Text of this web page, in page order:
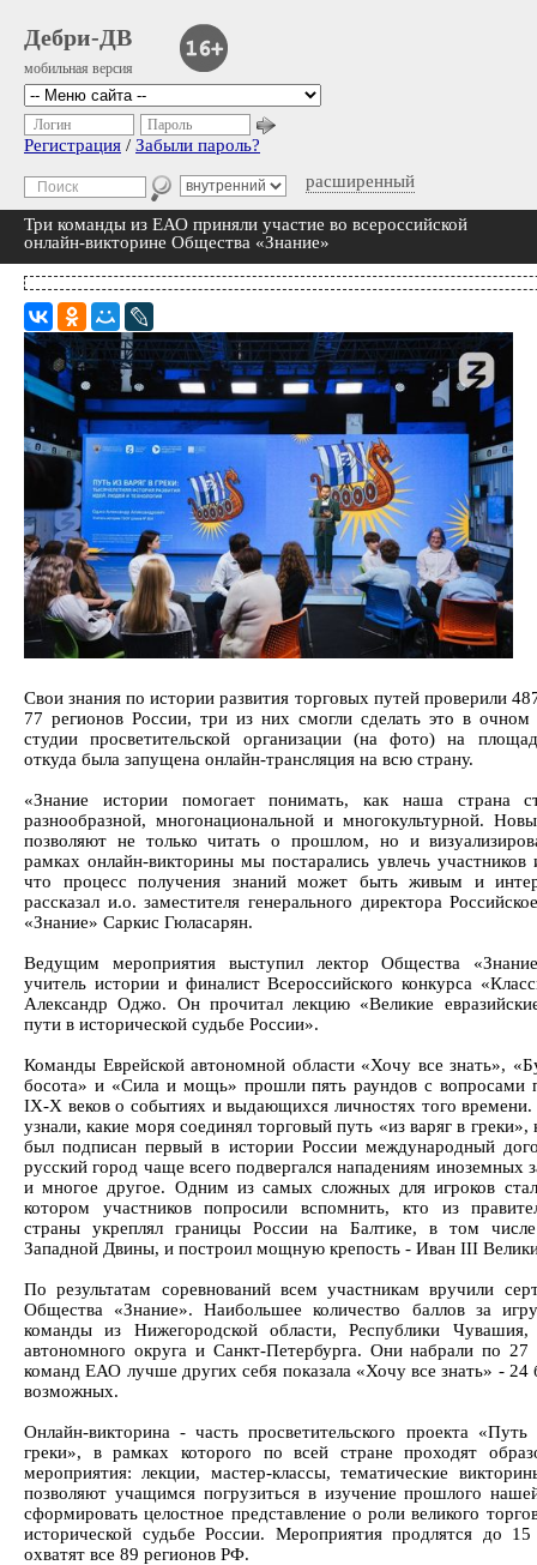
Дебри-ДВ
мобильная версия
расширенный
Логин Пароль
Регистрация / Забыли пароль?
Три команды из ЕАО приняли участие во всероссийской
онлайн-викторине Общества «Знание»
Свои знания по истории развития торговых путей проверили
77 регионов России, три из них смогли сделать это в
студии просветительской организации (на фото) на
откуда была запущена онлайн-трансляция на всю страну.
«Знание истории помогает понимать, как наша страна
разнообразной, многонациональной и многокультурной.
позволяют не только читать о прошлом, но и
рамках онлайн-викторины мы постарались увлечь участников
что процесс получения знаний может быть живым и
рассказал и.о. заместителя генерального директора
«Знание» Саркис Гюласарян.
Ведущим мероприятия выступил лектор Общества
учитель истории и финалист Всероссийского конкурса
Александр Оджо. Он прочитал лекцию «Великие
пути в исторической судьбе России».
Команды Еврейской автономной области «Хочу все знать»,
босота» и «Сила и мощь» прошли пять раундов с вопросами
IX-X веков о событиях и выдающихся личностях того
узнали, какие моря соединял торговый путь «из варяг в греки»,
был подписан первый в истории России международный
русский город чаще всего подвергался нападениям иноземных
и многое другое. Одним из самых сложных для игроков
котором участников попросили вспомнить, кто из
страны укреплял границы России на Балтике, в том
Западной Двины, и построил мощную крепость - Иван III
По результатам соревнований всем участникам вручили
Общества «Знание». Наибольшее количество баллов за
команды из Нижегородской области, Республики Чувашия,
автономного округа и Санкт-Петербурга. Они набрали по 27
команд ЕАО лучше других себя показала «Хочу все знать» - 24
возможных.
Онлайн-викторина - часть просветительского проекта «Путь
греки», в рамках которого по всей стране проходят
мероприятия: лекции, мастер-классы, тематические
позволяют учащимся погрузиться в изучение прошлого
сформировать целостное представление о роли великого
исторической судьбе России. Мероприятия продлятся до
охватят все 89 регионов РФ.